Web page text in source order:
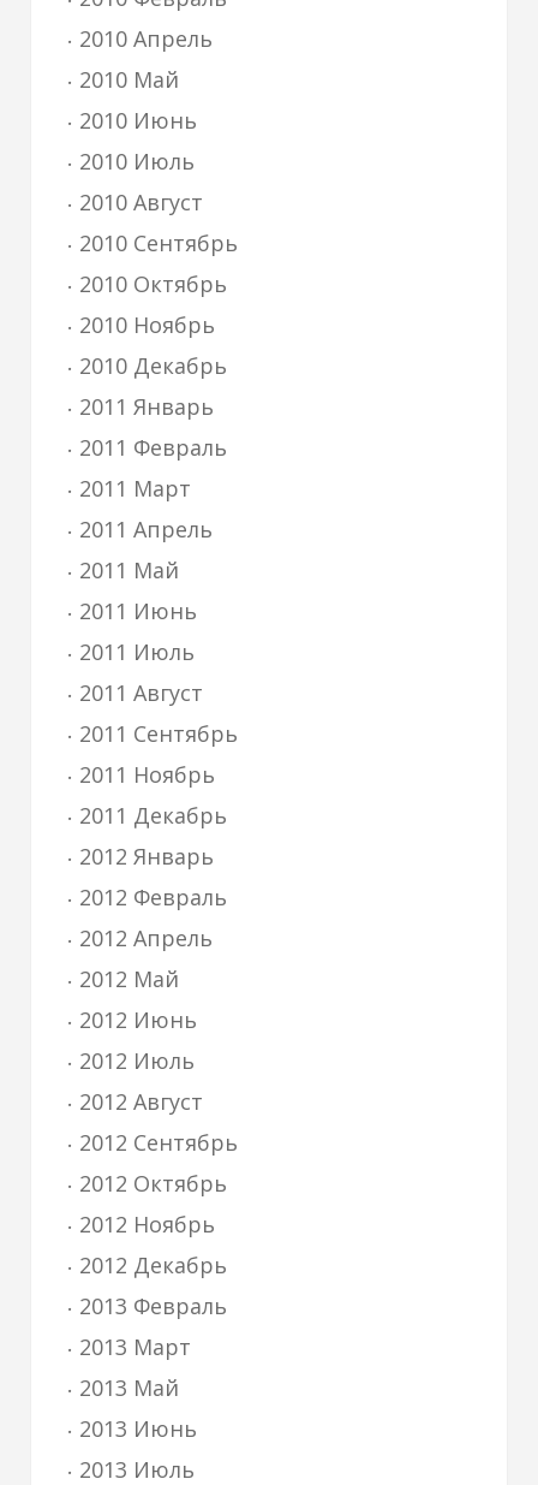
2010 Апрель
2010 Май
2010 Июнь
2010 Июль
2010 Август
2010 Сентябрь
2010 Октябрь
2010 Ноябрь
2010 Декабрь
2011 Январь
2011 Февраль
2011 Март
2011 Апрель
2011 Май
2011 Июнь
2011 Июль
2011 Август
2011 Сентябрь
2011 Ноябрь
2011 Декабрь
2012 Январь
2012 Февраль
2012 Апрель
2012 Май
2012 Июнь
2012 Июль
2012 Август
2012 Сентябрь
2012 Октябрь
2012 Ноябрь
2012 Декабрь
2013 Февраль
2013 Март
2013 Май
2013 Июнь
2013 Июль